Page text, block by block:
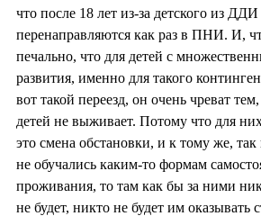
что после 18 лет из-за детского из
перенаправляются как раз в ПНИ. И,
печально, что для детей с
развития, именно для такого
вот такой переезд, он очень чреват
детей не выживает. Потому что для
это смена обстановки, и к тому же,
не обучались каким-то формам
проживания, то там как бы за ними
не будет, никто не будет им оказывать